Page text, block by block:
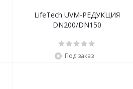
LifeTech UVM-РЕДУКЦИЯ
DN200/DN150
Под заказ